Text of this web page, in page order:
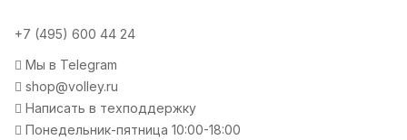
+7 (495) 600 44 24
Мы в Telegram
shop@volley.ru
Написать в техподдержку
Понедельник-пятница 10:00-18:00